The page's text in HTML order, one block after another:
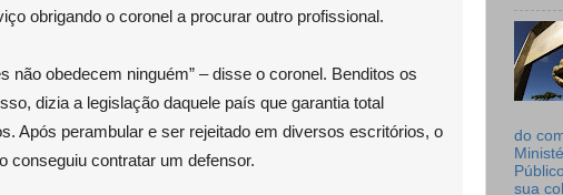
obrigando o coronel a procurar outro profissional.
não obedecem ninguém” – disse o coronel. Benditos os
dizia a legislação daquele país que garantia total
Após perambular e ser rejeitado em diversos escritórios, o
conseguiu contratar um defensor.
do
sua